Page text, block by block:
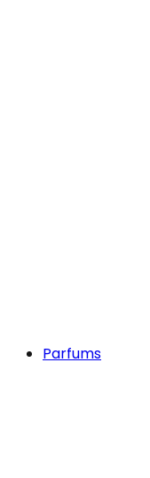
Parfums